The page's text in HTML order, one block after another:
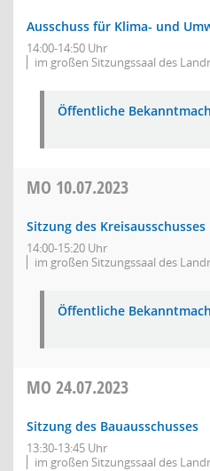
Ausschuss für Klima- und
14:00-14:50 Uhr
im großen Sitzungssaal des
Öffentliche
MO 10.07.2023
Sitzung des Kreisausschusses
14:00-15:20 Uhr
im großen Sitzungssaal des
Öffentliche
MO 24.07.2023
Sitzung des Bauausschusses
13:30-13:45 Uhr
im großen Sitzungssaal des